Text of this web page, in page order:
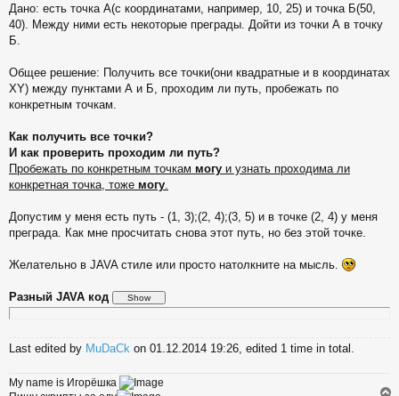
Дано: есть точка А(с координатами, например, 10, 25) и точка Б(50,
40). Между ними есть некоторые преграды. Дойти из точки А в точку
Б.
Общее решение: Получить все точки(они квадратные и в координатах
XY) между пунктами А и Б, проходим ли путь, пробежать по
конкретным точкам.
Как получить все точки?
И как проверить проходим ли путь?
Пробежать по конкретным точкам могу и узнать проходима ли
конкретная точка, тоже могу
Допустим у меня есть путь - (1, 3);(2, 4);(3, 5) и в точке (2, 4) у меня
преграда. Как мне просчитать снова этот путь, но без этой точке.
Желательно в JAVA стиле или просто натолкните на мысль.
Разный JAVA код
Last edited by MuDaCk on 01.12.2014 19:26, edited 1 time in total.
My name is Игорёшка